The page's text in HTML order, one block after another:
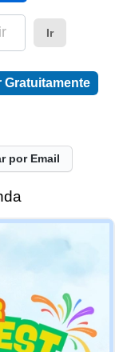
Ir
Gratuitamente
por Email